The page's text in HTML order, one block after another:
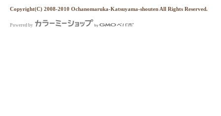
Copyright(C) 2008-2010 Ochanomaruka-Katsuyama-shouten All Rights Reserved.
Powered by